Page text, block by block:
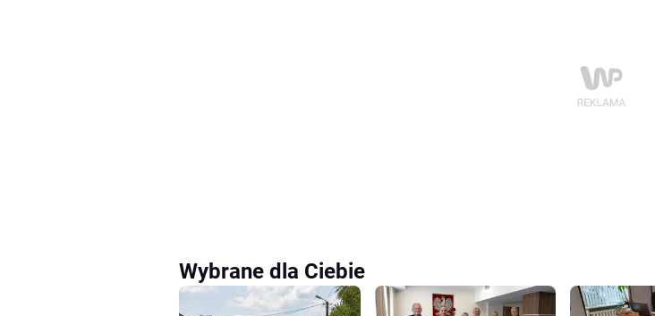
Wybrane dla Ciebie